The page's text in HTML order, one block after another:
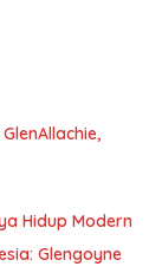
Hidup Modern
Glengoyne